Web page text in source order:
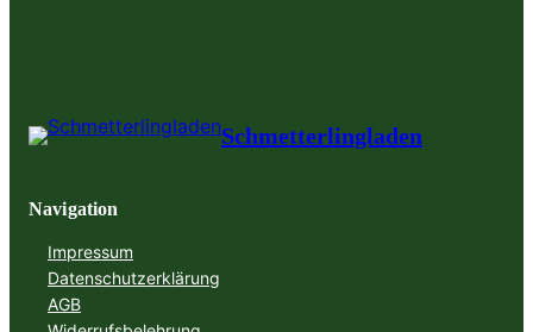
Schmetterlingladen
Navigation
Impressum
Datenschutzerklärung
AGB